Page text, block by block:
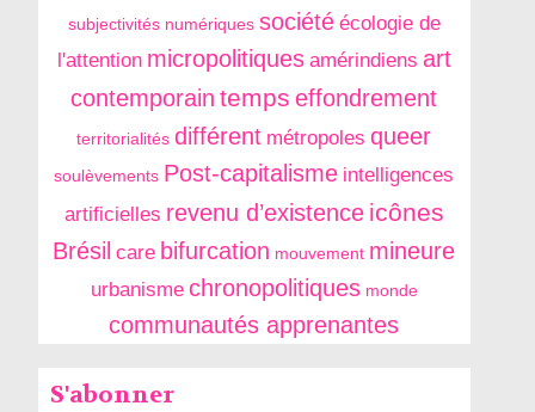
subjectivités numériques société écologie de
l'attention micropolitiques amérindiens art
contemporain temps effondrement
territorialités différent métropoles queer
soulèvements Post-capitalisme intelligences
artificielles revenu d’existence icônes
Brésil care bifurcation mouvement mineure
urbanisme chronopolitiques monde
communautés apprenantes
S'abonner